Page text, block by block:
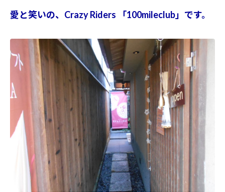
愛と笑いの、Crazy Riders 「100mileclub」です。